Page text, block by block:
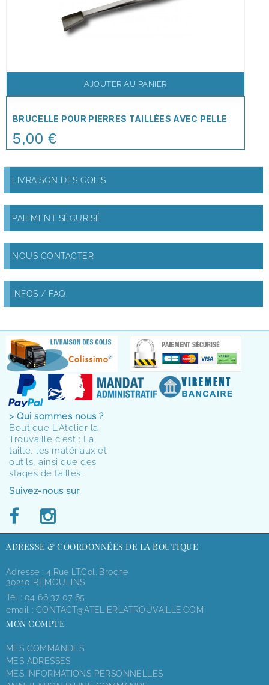
AJOUTER AU PANIER
BRUCELLE POUR PIERRES TAILLÉES AVEC PELLE
Price
5,00 €
LIVRAISON DES COLIS
PAIEMENT SÉCURISÉ
NOUS CONTACTER
INFOS / FAQ
> Qui sommes nous ?
Boutique L'Atelier la
Trouvaille c'est : La
taille, les matériaux et
outils, ainsi que des
stages de tailles.
Suivez-nous sur
ADRESSE & COORDONNÉES DE LA BOUTIQUE
Adresse : 4,rue LT.Col. Broche
30210 REMOULINS
Tél : 04 66 37 07 65
email : CONTACT@ATELIERLATROUVAILLE.COM
MON COMPTE
MES COMMANDES
MES ADRESSES
MES INFORMATIONS PERSONNELLES